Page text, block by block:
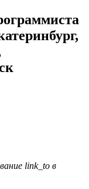
link_to в